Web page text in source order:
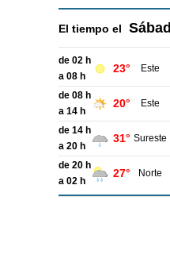
El tiempo el
de 02 h
a 08 h
23° Este
de 08 h
a 14 h
20° Este
de 14 h
a 20 h
31° Sureste
de 20 h
a 02 h
27° Norte